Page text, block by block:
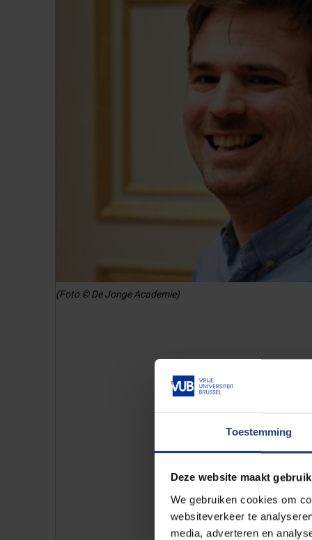
Toestemming
Deze website maakt
We gebruiken cookies om
websiteverkeer te
media, adverteren en
(Foto © De Jonge Academie)
Pieter Libin
(41) onderzoekt hoe
simulaties en de besluitnemer
opzichte van elkaar. Hiervoor
verschillende disciplines.